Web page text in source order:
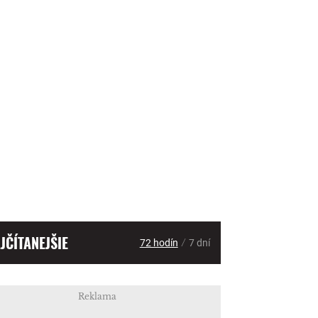
72 hodín / 7 dní
Reklama